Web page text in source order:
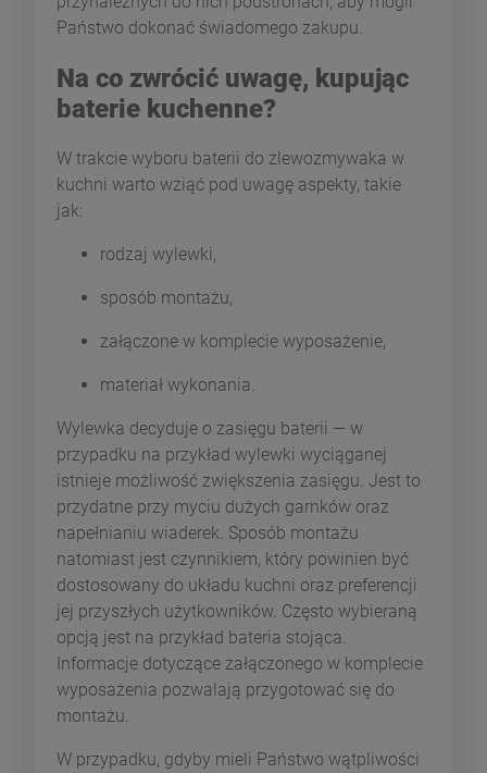
Państwo dokonać świadomego zakupu.
Na co zwrócić uwagę, kupując
baterie kuchenne?
W trakcie wyboru baterii do zlewozmywaka w
kuchni warto wziąć pod uwagę aspekty, takie
jak:
rodzaj wylewki,
sposób montażu,
załączone w komplecie wyposażenie,
materiał wykonania.
Wylewka decyduje o zasięgu baterii — w
przypadku na przykład wylewki wyciąganej
istnieje możliwość zwiększenia zasięgu. Jest to
przydatne przy myciu dużych garnków oraz
napełnianiu wiaderek. Sposób montażu
natomiast jest czynnikiem, który powinien być
dostosowany do układu kuchni oraz preferencji
jej przyszłych użytkowników. Często wybieraną
opcją jest na przykład bateria stojąca.
Informacje dotyczące załączonego w komplecie
wyposażenia pozwalają przygotować się do
montażu.
W przypadku, gdyby mieli Państwo wątpliwości